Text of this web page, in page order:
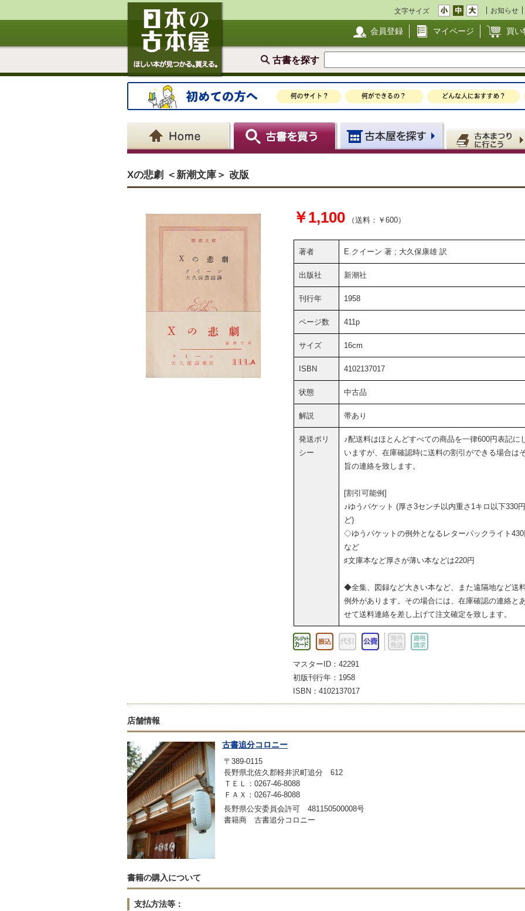
文字サイズ お知らせ
会員登録 マイページ 買い
古書を探す
Xの悲劇 ＜新潮文庫＞ 改版
￥1,100 （送料：￥600）
著者 E.クイーン 著 ; 大久保康雄 訳
出版社 新潮社
刊行年 1958
ページ数 411p
サイズ 16cm
ISBN 4102137017
状態 中古品
解説 帯あり
発送ポリ
シー
♪配送料はほとんどすべての商品を一律600円表記に
いますが、在庫確認時に送料の割引ができる場合は
旨の連絡を致します。
[割引可能例]
♪ゆうパケット (厚さ3センチ以内重さ1キロ以下330
ど)
◇ゆうパケットの例外となるレターパックライト430
など
♯文庫本など厚さが薄い本などは220円
◆全集、図録など大きい本など、また遠隔地など送
例外があります。その場合には、在庫確認の連絡と
せて送料連絡を差し上げて注文確定を致します。
マスターID：42291
初版刊行年：1958
ISBN：4102137017
店舗情報
古書追分コロニー
〒389-0115
長野県北佐久郡軽井沢町追分 612
ＴＥＬ：0267-46-8088
ＦＡＸ：0267-46-8088
長野県公安委員会許可 481150500008号
書籍商 古書追分コロニー
書籍の購入について
支払方法等：